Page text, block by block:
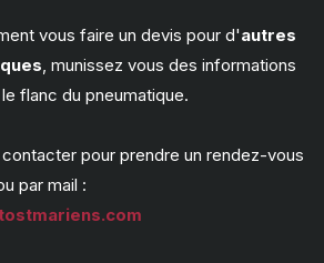
vous faire un devis pour d'autres
, munissez vous des informations
flanc du pneumatique.
contacter pour prendre un rendez-vous
par mail :